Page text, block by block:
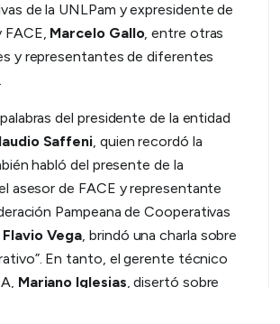
de la UNLPam y expresidente de
FACE, Marcelo Gallo, entre otras
y representantes de diferentes
del presidente de la entidad
Saffeni, quien recordó la
habló del presente de la
asesor de FACE y representante
Pampeana de Cooperativas
Flavio Vega, brindó una charla sobre
En tanto, el gerente técnico
Mariano Iglesias, disertó sobre